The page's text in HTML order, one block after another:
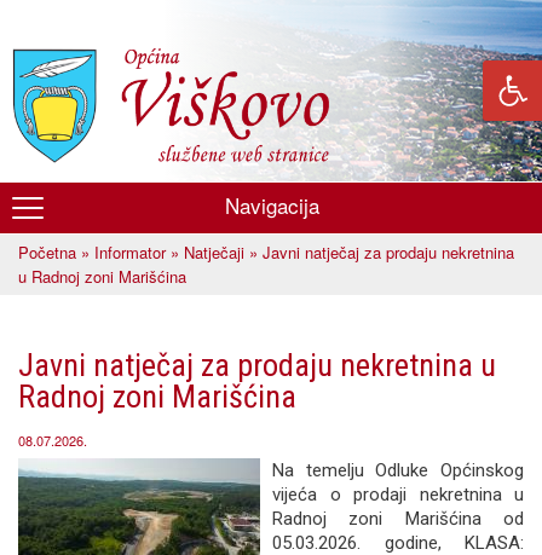
glavni
sadržaj
Općina
Viškovo
Navigacija
Vi ste ovdje
Početna » Informator» Natječaji » Javni natječaj za prodaju nekretnina
u Radnoj zoni Marišćina
Javni natječaj za prodaju nekretnina u
Radnoj zoni Marišćina
08.07.2026.
Na temelju Odluke Općinskog
vijeća o prodaji nekretnina u
Radnoj zoni Marišćina od
05.03.2026. godine, KLASA: